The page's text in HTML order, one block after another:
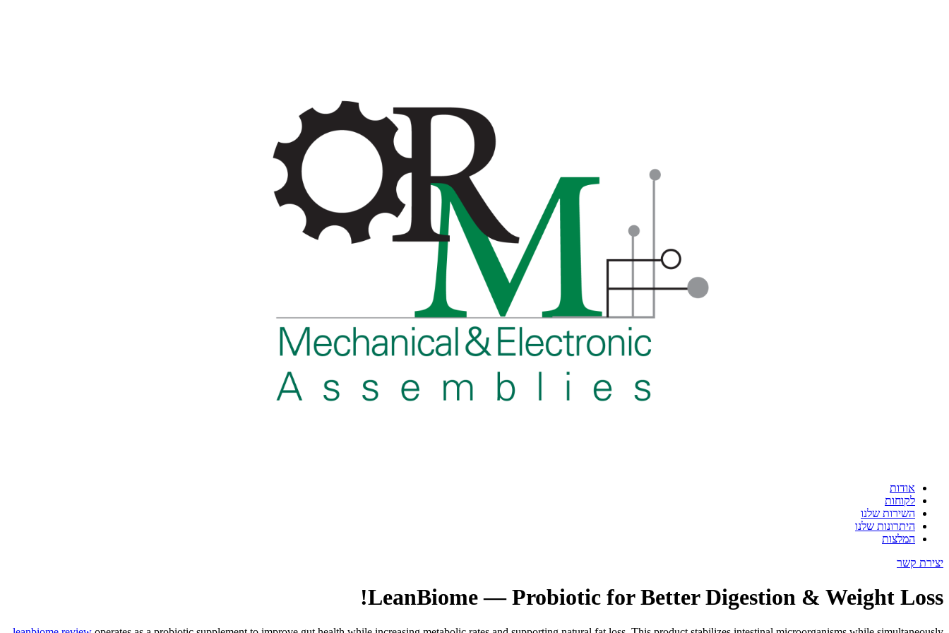
אודות
לקוחות
השירות שלנו
היתרונות שלנו
המלצות
יצירת קשר
LeanBiome — Probiotic for Better Digestion & Weight Loss!